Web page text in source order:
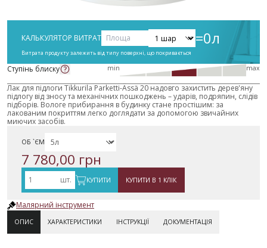
КАЛЬКУЛЯТОР ВИТРАТ =0л
Витрата продукту залежить від типу поверхні, що покривається
Ступінь блиску min max
Лак для підлоги Tikkurila Parketti-Ässä 20 надовго захистить дерев'яну
підлогу від зносу та механічних пошкоджень – ударів, подряпин, слідів
підборів. Вологе прибирання в будинку стане простішим: за
лакованим покриттям легко доглядати за допомогою звичайних
миючих засобів.
ОБ `ЄМ
7 780,00 грн
шт. КУПИТИ КУПИТИ В 1 КЛІК
Малярний інструмент
ОПИС ХАРАКТЕРИСТИКИ ІНСТРУКЦІЇ ДОКУМЕНТАЦІЯ